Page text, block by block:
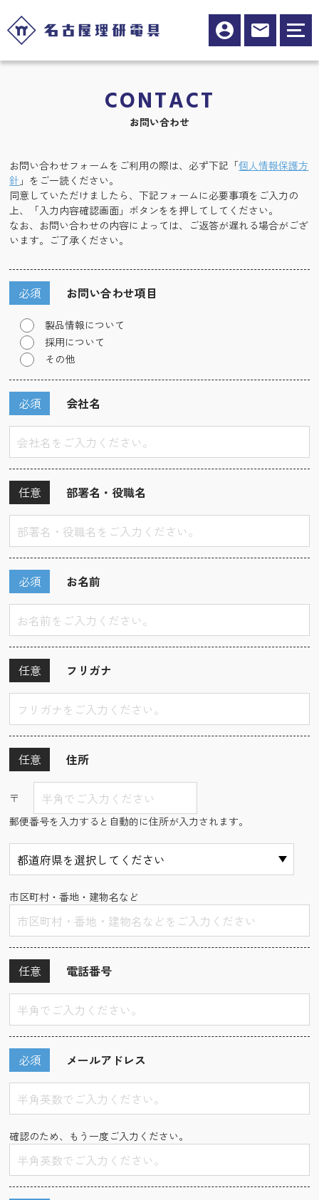
CONTACT
お問い合わせ
お問い合わせフォームをご利用の際は、必ず下記「個人情報保護方
針 」をご一読ください。
同意していただけましたら、下記フォームに必要事項をご入力の
上、「入力内容確認画面」ボタンをを押してしてください。
なお、お問い合わせの内容によっては、ご返答が遅れる場合がござ
います。ご了承ください。
お問い合わせ項目
必須
製品情報について
採用について
その他
会社名
必須
部署名・役職名
任意
お名前
必須
フリガナ
任意
住所
任意
〒
郵便番号を入力すると自動的に住所が入力されます。
市区町村・番地・建物名など
電話番号
任意
メールアドレス
必須
確認のため、もう一度ご入力ください。